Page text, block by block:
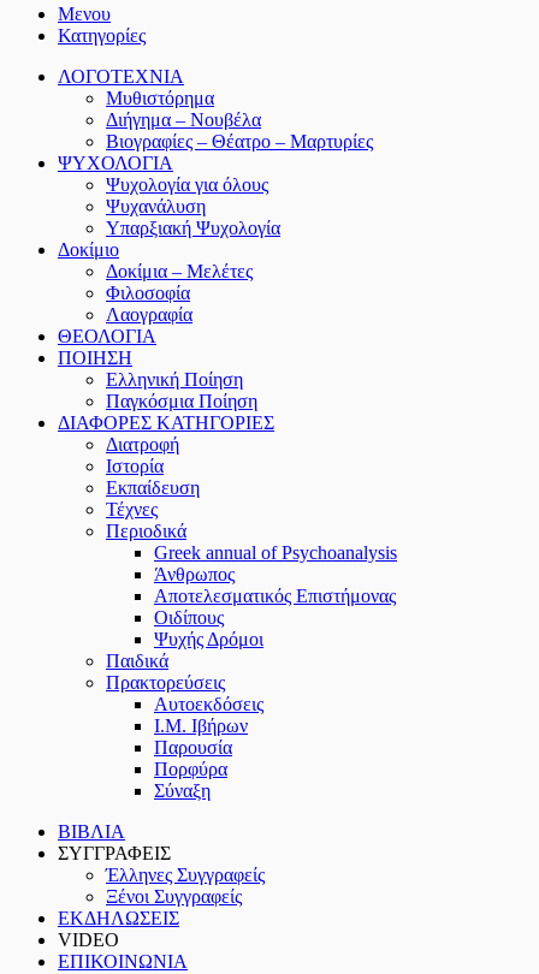
Μενου
Κατηγορίες
ΛΟΓΟΤΕΧΝΙΑ
Μυθιστόρημα
Διήγημα – Νουβέλα
Βιογραφίες – Θέατρο – Μαρτυρίες
ΨΥΧΟΛΟΓΙΑ
Ψυχολογία για όλους
Ψυχανάλυση
Υπαρξιακή Ψυχολογία
Δοκίμιο
Δοκίμια – Μελέτες
Φιλοσοφία
Λαογραφία
ΘΕΟΛΟΓΙΑ
ΠΟΙΗΣΗ
Ελληνική Ποίηση
Παγκόσμια Ποίηση
ΔΙΑΦΟΡΕΣ ΚΑΤΗΓΟΡΙΕΣ
Διατροφή
Ιστορία
Εκπαίδευση
Τέχνες
Περιοδικά
Greek annual of Psychoanalysis
Άνθρωπος
Αποτελεσματικός Επιστήμονας
Οιδίπους
Ψυχής Δρόμοι
Παιδικά
Πρακτoρεύσεις
Αυτοεκδόσεις
Ι.Μ. Ιβήρων
Παρουσία
Πορφύρα
Σύναξη
ΒΙΒΛΙΑ
ΣΥΓΓΡΑΦΕΙΣ
Έλληνες Συγγραφείς
Ξένοι Συγγραφείς
ΕΚΔΗΛΩΣΕΙΣ
VIDEO
ΕΠΙΚΟΙΝΩΝΙΑ